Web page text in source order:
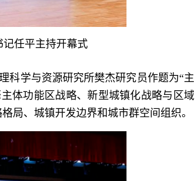
任平主持开幕式
科学与资源研究所樊杰研究员作题为“主
体功能区战略、新型城镇化战略与区域
局、城镇开发边界和城市群空间组织。